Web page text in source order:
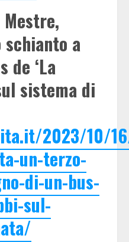
a
de ‘La
sistema di
2023/10/
un-terzo-
di-un-bus-
sul-